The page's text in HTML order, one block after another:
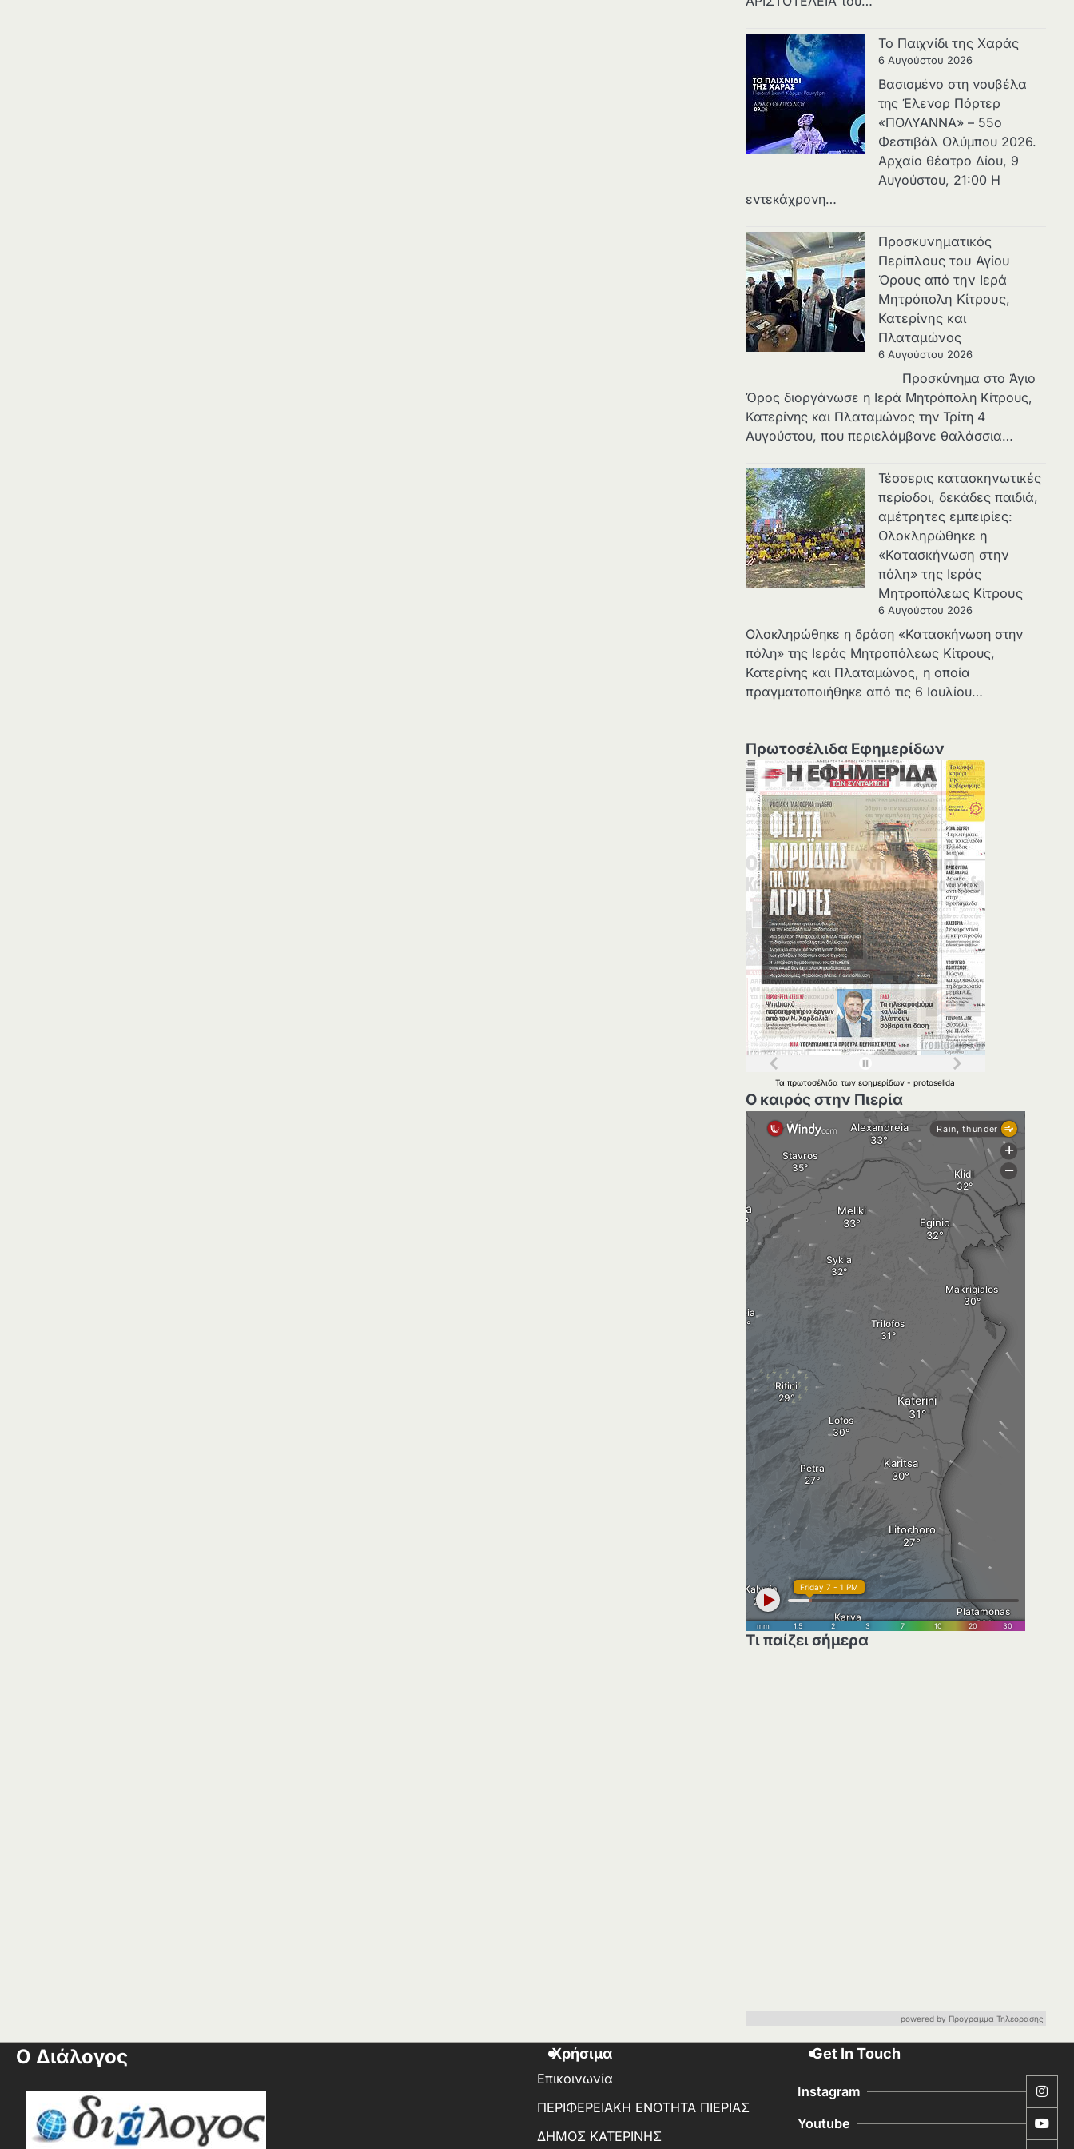
Το Παιχνίδι της Χαράς
6 Αυγούστου 2026
Βασισμένο στη νουβέλα
της Έλενορ Πόρτερ
«ΠΟΛΥΑΝΝΑ» – 55ο
Φεστιβάλ Ολύμπου 2026.
Αρχαίο θέατρο Δίου, 9
Αυγούστου, 21:00 Η
εντεκάχρονη…
Προσκυνηματικός
Περίπλους του Αγίου
Όρους από την Ιερά
Μητρόπολη Κίτρους,
Κατερίνης και
Πλαταμώνος
6 Αυγούστου 2026
Προσκύνημα στο Άγιο
Όρος διοργάνωσε η Ιερά Μητρόπολη Κίτρους,
Κατερίνης και Πλαταμώνος την Τρίτη 4
Αυγούστου, που περιελάμβανε θαλάσσια…
Τέσσερις κατασκηνωτικές
περίοδοι, δεκάδες παιδιά,
αμέτρητες εμπειρίες:
Ολοκληρώθηκε η
«Κατασκήνωση στην
πόλη» της Ιεράς
Μητροπόλεως Κίτρους
6 Αυγούστου 2026
Ολοκληρώθηκε η δράση «Κατασκήνωση στην
πόλη» της Ιεράς Μητροπόλεως Κίτρους,
Κατερίνης και Πλαταμώνος, η οποία
πραγματοποιήθηκε από τις 6 Ιουλίου…
Πρωτοσέλιδα Εφημερίδων
Ταπρωτοσέλιδατωνεφημερίδων-protoselida
Ο καιρός στην Πιερία
Τι παίζει σήμερα
powered by Προγραμμα Τηλεορασης
Ο Διάλογος Χρήσιμα
Επικοινωνία
ΠΕΡΙΦΕΡΕΙΑΚΗ ΕΝΟΤΗΤΑ ΠΙΕΡΙΑΣ
ΔΗΜΟΣ ΚΑΤΕΡΙΝΗΣ
Get In Touch
Instagram
Youtube